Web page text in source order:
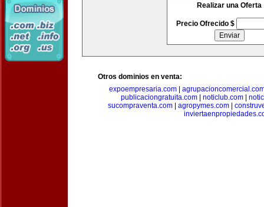
Realizar una Oferta
Precio Ofrecido $
Otros dominios en venta:
expoempresaria.com|
publicaciongratuita.com| noticlub.com|
sucompraventa.com
agropymes.com